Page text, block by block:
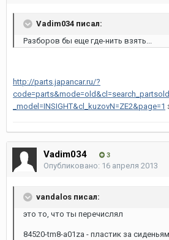
Vadim034 писал:
Разборов бы еще где-нить взять...
http://parts.japancar.ru/?
_model=INSIGHT&cl_kuzovN=ZE2&page=1
Vadim034 3
Опубликовано: 16 апреля 2013
vandalos писал:
это то, что ты перечислял
84520-tm8-a01za - пластик за